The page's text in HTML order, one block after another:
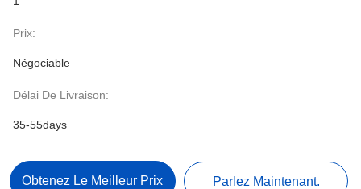
Prix:
Négociable
Délai De Livraison:
35-55days
Obtenez Le Meilleur Prix Parlez Maintenant.